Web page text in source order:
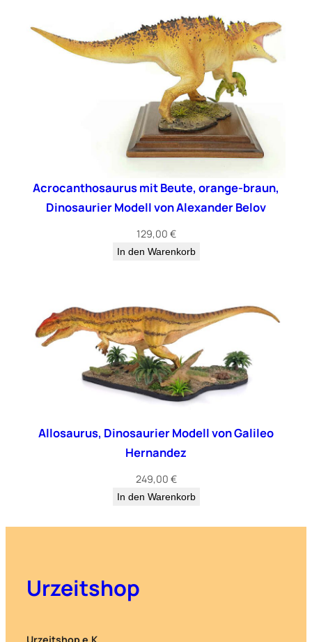
Acrocanthosaurus mit Beute, orange-braun,
Dinosaurier Modell von Alexander Belov
129,00 €
In den Warenkorb
Allosaurus, Dinosaurier Modell von Galileo
Hernandez
249,00 €
In den Warenkorb
Urzeitshop